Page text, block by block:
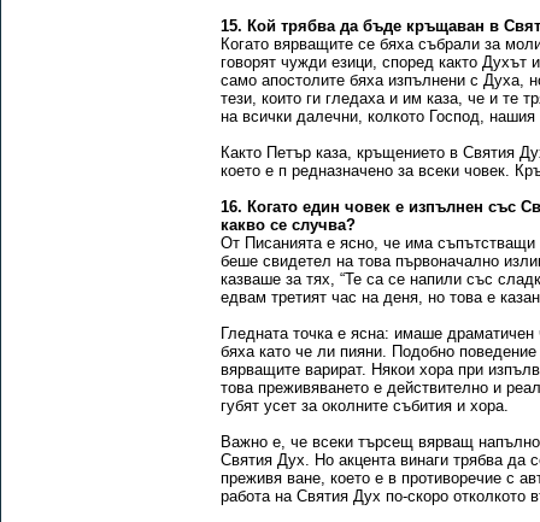
15. Кой трябва да бъде кръщаван в
Когато вярващите се бяха събрали за
говорят чужди езици, според както Духът
само апостолите бяха изпълнени с Духа,
тези, които ги гледаха и им каза, че и те
на всички далечни, колкото Господ,
Както Петър каза, кръщението в Святия
което е п редназначено за всеки човек.
16. Когато един човек е изпълнен със
какво се случва?
От Писанията е ясно, че има
беше свидетел на това първоначално
казваше за тях, “Те са се напили със
едвам третият час на деня, но това е
Гледната точка е ясна: имаше
бяха като че ли пияни. Подобно
вярващите варират. Някои хора при
това преживяването е действително и
губят усет за околните събития и хора.
Важно е, че всеки търсещ вярващ
Святия Дух. Но акцента винаги трябва да
преживя ване, което е в противоречие с
работа на Святия Дух по-скоро